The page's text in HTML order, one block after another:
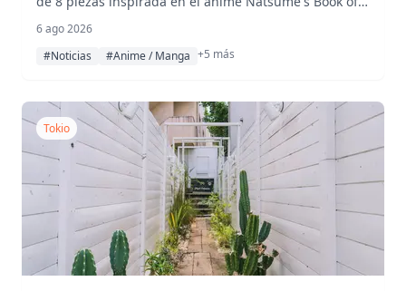
reservas comienzan el 7 de agosto
accesorios con temática de Nyanko-sensei,
disponibles para reserva a partir del 7 de agosto de
6 ago 2026
#Noticias
#Anime / Manga +5 más
Tokio